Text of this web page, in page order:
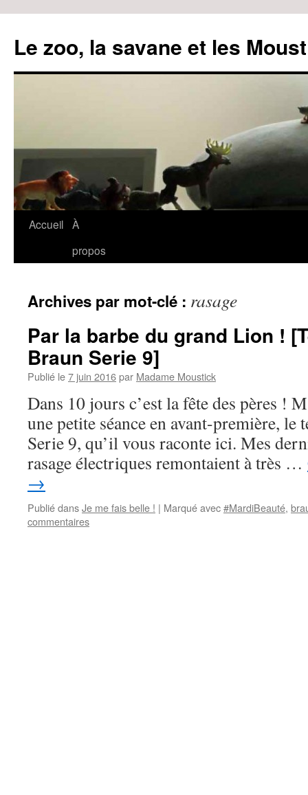
Le zoo, la savane et les
Aller
Accueil À
propos
Archives par mot-clé : rasage
Par la barbe du grand Lion !
Braun Serie 9]
Publié le7 juin 2016par Madame Moustick
Dans 10 jours c’est la fête des pères !
une petite séance en avant-première, le
Serie 9, qu’il vous raconte ici. Mes
rasage électriques remontaient à très …
→
Publié dansJe me fais belle ! | Marqué avec#MardiBeauté,
commentaires